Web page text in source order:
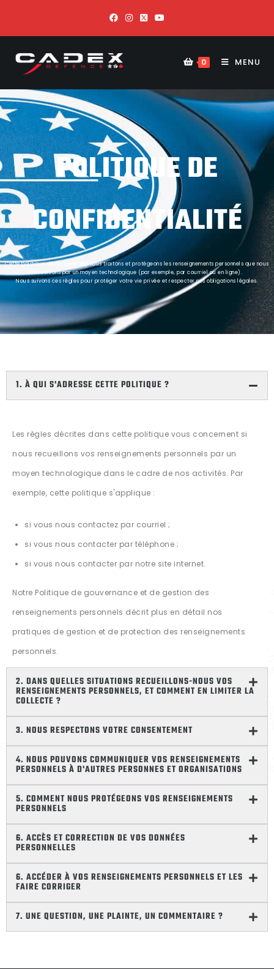
0 MENU
POLITIQUE DE
CONFIDENTIALITÉ
Cette politique décrit comment nous traitons et protégeons les renseignements personnels que nous
recueillons par un moyen technologique (par exemple, par courriel ou en ligne).
Nous suivons ces règles pour protéger votre vie privée et respecter nos obligations légales.
1. À QUI S'ADRESSE CETTE POLITIQUE ?
Les règles décrites dans cette politique vous concernent si
nous recueillons vos renseignements personnels par un
moyen technologique dans le cadre de nos activités. Par
exemple, cette politique s'applique :
si vous nous contactez par courriel ;
si vous nous contacter par téléphone ;
si vous nous contacter par notre site internet.
Notre Politique de gouvernance et de gestion des
renseignements personnels décrit plus en détail nos
pratiques de gestion et de protection des renseignements
personnels.
2. DANS QUELLES SITUATIONS RECUEILLONS-NOUS VOS
RENSEIGNEMENTS PERSONNELS, ET COMMENT EN LIMITER LA
COLLECTE ?
3. NOUS RESPECTONS VOTRE CONSENTEMENT
4. NOUS POUVONS COMMUNIQUER VOS RENSEIGNEMENTS
PERSONNELS À D'AUTRES PERSONNES ET ORGANISATIONS
5. COMMENT NOUS PROTÉGEONS VOS RENSEIGNEMENTS
PERSONNELS
6. ACCÈS ET CORRECTION DE VOS DONNÉES
PERSONNELLES
6. ACCÉDER À VOS RENSEIGNEMENTS PERSONNELS ET LES
FAIRE CORRIGER
7. UNE QUESTION, UNE PLAINTE, UN COMMENTAIRE ?